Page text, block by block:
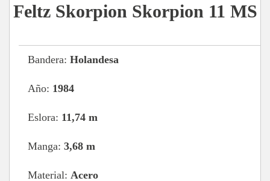
Feltz Skorpion Skorpion 11 MS
Bandera: Holandesa
Año: 1984
Eslora: 11,74 m
Manga: 3,68 m
Material: Acero